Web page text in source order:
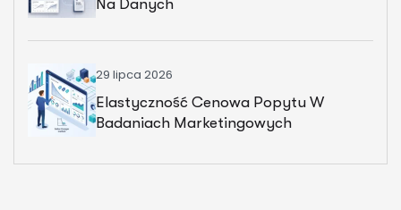
Na Danych
29 lipca 2026
Elastyczność Cenowa Popytu W
Badaniach Marketingowych